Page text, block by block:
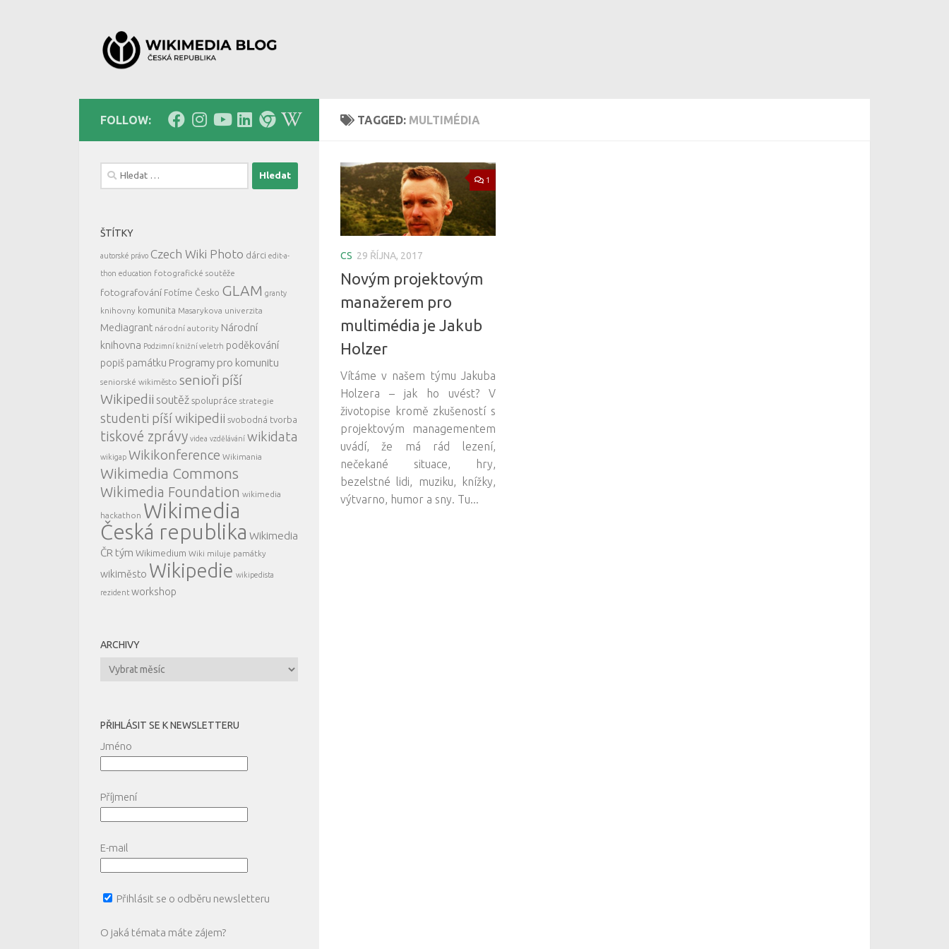
TAGGED: MULTIMÉDIA
1
CS 29 ŘÍJNA, 2017
Novým projektovým
manažerem pro
multimédia je Jakub
Holzer
Vítáme v našem týmu Jakuba
Holzera – jak ho uvést? V
životopise kromě zkušeností s
projektovým managementem
uvádí, že má rád lezení,
nečekané situace, hry,
bezelstné lidi, muziku, knížky,
výtvarno, humor a sny. Tu...
FOLLOW:
Vyhledávání
ŠTÍTKY
autorské právo Czech Wiki Photo dárci edit-a-
thon education fotografické soutěže
fotografování Fotíme Česko GLAM granty
knihovny komunita Masarykova univerzita
Mediagrant národní autority Národní
knihovna Podzimní knižní veletrh poděkování
popiš památku Programy pro komunitu
seniorské wikiměsto senioři píší
Wikipedii soutěž spolupráce strategie
studenti píší wikipedii svobodná tvorba
tiskové zprávy videa vzdělávání wikidata
wikigap Wikikonference Wikimania
Wikimedia Commons
Wikimedia Foundation wikimedia
hackathon Wikimedia
Česká republika Wikimedia
ČR tým Wikimedium Wiki miluje památky
wikiměsto Wikipedie wikipedista
rezident workshop
ARCHIVY
Archivy
PŘIHLÁSIT SE K NEWSLETTERU
Jméno
Příjmení
E-mail
Přihlásit se o odběru newsletteru
O jaká témata máte zájem?